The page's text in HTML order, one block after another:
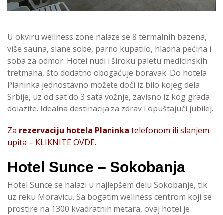
U okviru wellness zone nalaze se 8 termalnih bazena,
više sauna, slane sobe, parno kupatilo, hladna pećina i
soba za odmor. Hotel nudi i široku paletu medicinskih
tretmana, što dodatno obogaćuje boravak. Do hotela
Planinka jednostavno možete doći iz bilo kojeg dela
Srbije, uz od sat do 3 sata vožnje, zavisno iz kog grada
dolazite. Idealna destinacija za zdrav i opuštajući jubilej.
Za rezervaciju hotela Planinka telefonom ili slanjem
upita – KLIKNITE OVDE.
Hotel Sunce – Sokobanja
Hotel Sunce se nalazi u najlepšem delu Sokobanje, tik
uz reku Moravicu. Sa bogatim wellness centrom koji se
prostire na 1300 kvadratnih metara, ovaj hotel je